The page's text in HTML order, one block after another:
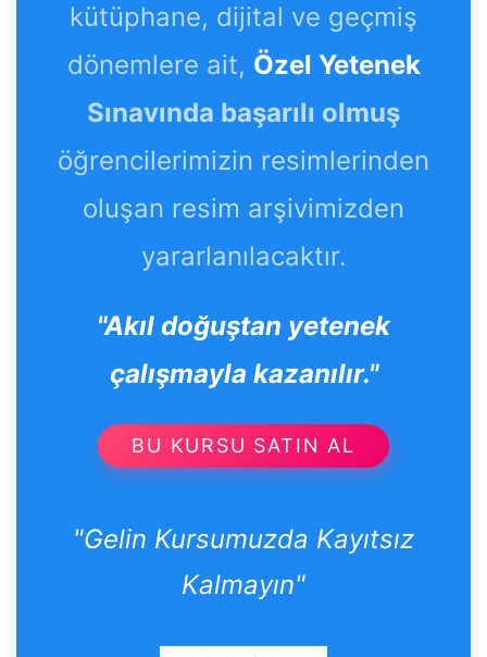
kütüphane, dijital ve geçmiş
dönemlere ait, Özel Yetenek
Sınavında başarılı olmuş
öğrencilerimizin resimlerinden
oluşan resim arşivimizden
yararlanılacaktır.
"Akıl doğuştan yetenek
çalışmayla kazanılır."
BU KURSU SATIN AL
"Gelin Kursumuzda Kayıtsız
Kalmayın"